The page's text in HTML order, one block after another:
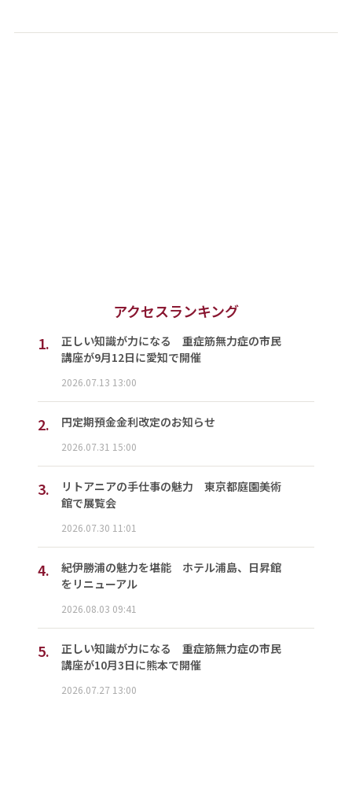
アクセスランキング
1.
正しい知識が力になる 重症筋無力症の市民
講座が9月12日に愛知で開催
2026.07.13 13:00
2. 円定期預金金利改定のお知らせ
2026.07.31 15:00
3.
リトアニアの手仕事の魅力 東京都庭園美術
館で展覧会
2026.07.30 11:01
4.
紀伊勝浦の魅力を堪能 ホテル浦島、日昇館
をリニューアル
2026.08.03 09:41
5.
正しい知識が力になる 重症筋無力症の市民
講座が10月3日に熊本で開催
2026.07.27 13:00